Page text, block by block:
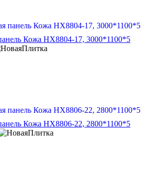
Кожа HX8804-17, 3000*1100*5
Кожа HX8806-22, 2800*1100*5